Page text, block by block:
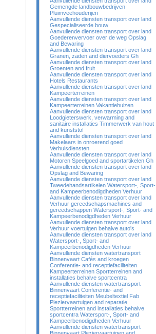
Gemengde landbouwbedrijven
Pluimveehouderijen
Aanvullende diensten transport over land
Gespecialiseerde bouw
Aanvullende diensten transport over land
Goederenvervoer over de weg Opslag
and Bewaring
Aanvullende diensten transport over land
Granen, zaden and diervoeders Gh
Aanvullende diensten transport over land
Groenten and fruit
Aanvullende diensten transport over land
Hotels Restaurants
Aanvullende diensten transport over land
Kampeerterreinen
Aanvullende diensten transport over land
Kampeerterreinen Vakantiehuizen
Aanvullende diensten transport over land
Loodgieterswerk, verwarming and
sanitaire installaties Timmerwerk van hout
and kunststof
Aanvullende diensten transport over land
Makelaars in onroerend goed
Verhuisdiensten
Aanvullende diensten transport over land
Motoren Speelgoed and sportartikelen Gh
Aanvullende diensten transport over land
Opslag and Bewaring
Aanvullende diensten transport over land
Tweedehandsartikelen Watersport-, Sport-
and Kampeerbenodigdheden Verhuur
Aanvullende diensten transport over land
Verhuur gereedschapsmachines and
gereedschappen Watersport-, Sport- and
Kampeerbenodigdheden Verhuur
Aanvullende diensten transport over land
Verhuur voertuigen behalve auto's
Aanvullende diensten transport over land
Watersport-, Sport- and
Kampeerbenodigdheden Verhuur
Aanvullende diensten watertransport
Binnenvaart Cafés and kroegen
Conferentie- and receptiefaciliteiten
Kampeerterreinen Sportterreinen and
installaties behalve sportcentra
Aanvullende diensten watertransport
Binnenvaart Conferentie- and
receptiefaciliteiten Meubeltextiel Fab
Pleziervaartuigen and reparatie
Sportterreinen and installaties behalve
sportcentra Watersport-, Sport- and
Kampeerbenodigdheden Verhuur
Aanvullende diensten watertransport